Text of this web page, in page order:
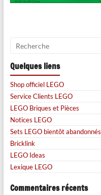
Quelques liens
Shop officiel LEGO
Service Clients LEGO
LEGO Briques et Pièces
Notices LEGO
Sets LEGO bientôt abandonnés
Bricklink
LEGO Ideas
Lexique LEGO
Commentaires récents